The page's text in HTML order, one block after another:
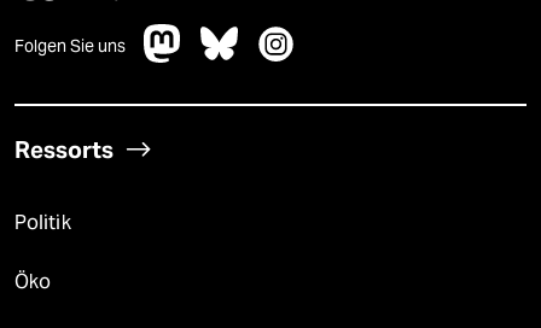
Folgen Sie uns
Ressorts
Politik
Öko